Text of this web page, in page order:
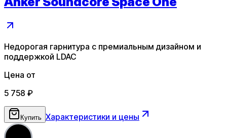
Недорогая гарнитура с премиальным дизайном и
поддержкой LDAC
Цена от
5 758 ₽
Купить Характеристики и цены